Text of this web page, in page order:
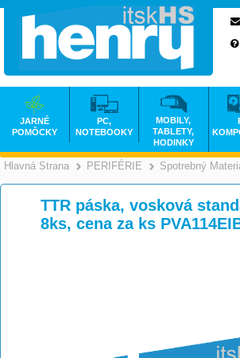
Hlavná Strana >
PERIFÉRIE Spotrebný
TTR páska, vosková
8ks, cena za ks
JARNÉ
POMÔCKY
PC,
NOTEBOOKY
MOBILY,
TABLETY,
HODINKY